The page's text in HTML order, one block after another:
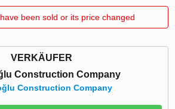
been sold or its price changed
VERKÄUFER
Construction Company
Construction Company